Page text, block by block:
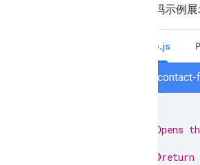
以下代码示例
Node.js
node/
* Opens
* @return